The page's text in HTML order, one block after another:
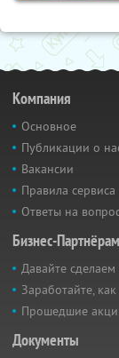
Компания
Основное
Публикации о
Вакансии
Правила сервиса
Ответы на
Бизнес-Партнёрам
Давайте
Заработайте,
Прошедшие
Документы